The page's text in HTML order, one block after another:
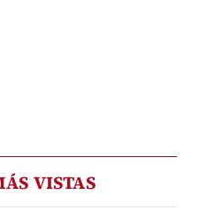
VISTAS